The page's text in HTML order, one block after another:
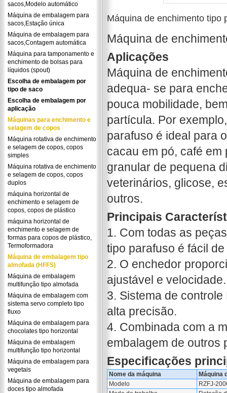
sacos,Modelo automático
Máquina de embalagem para
sacos,Estação única
Máquina de embalagem para
sacos,Contagem automática
Máquina para tamponamento e
enchimento de bolsas para
líquidos (spout)
Escolha de embalagem por
tipo de saco
Escolha de embalagem por
aplicação
Máquinas para enchimento e
selagem de copos
Máquina rotativa de enchimento
e selagem de copos, copos
simples
Máquina rotativa de enchimento
e selagem de copos, copos
duplos
máquina horizontal de
enchimento e selagem de
copos, copos de plástico
máquina horizontal de
enchimento e selagem de
formas para copos de plástico,
Termoformadora
Máquina de embalagem tipo
almofada (HFFS)
Máquina de embalagem
multifunção tipo almofada
Máquina de embalagem com
sistema servo completo tipo
fluxo
Máquina de embalagem para
chocolates tipo horizontal
Máquina de embalagem
multifunção tipo horizontal
Máquina de embalagem para
vegetais
Máquina de embalagem para
doces tipo almofada
Máquina de enchimento tipo
Máquina de
Aplicações
Máquina de
adequa- se para
pouca mobilidade,
partícula. Por
parafuso é ideal para
cacau em pó, café
granular de pequena
veterinários, glicose,
outros.
Principais
1. Com todas as
tipo parafuso é fácil de
2. O enchedor
ajustável e velocidade.
3. Sistema de
alta precisão.
4. Combinada com a
embalagem de outros
Especificações
Nome da máquina
Máquina
Modelo
RZFJ-